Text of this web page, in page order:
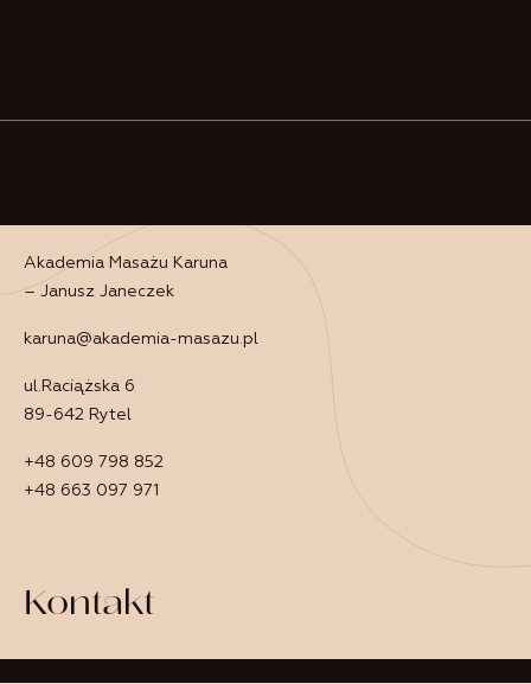
Akademia Masażu Karuna
– Janusz Janeczek
karuna@akademia-masazu.pl
ul.Raciążska 6
89-642 Rytel
+48 609 798 852
+48 663 097 971
Kontakt